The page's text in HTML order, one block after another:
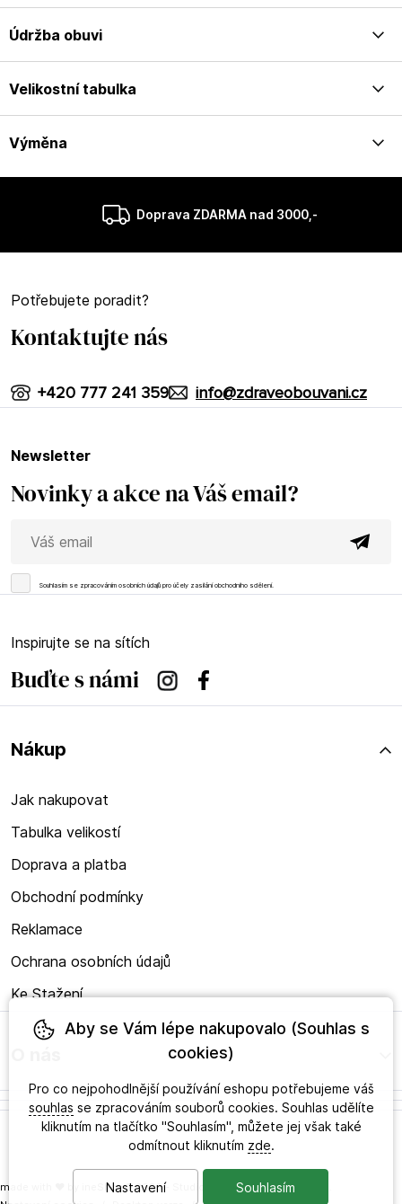
Údržba obuvi
Velikostní tabulka
Výměna
Doprava ZDARMA nad 3000,-
Potřebujete poradit?
Kontaktujte nás
info@zdraveobouvani.cz
+420 777 241 359
newsletter
Novinky a akce na Váš email?
Souhlasím se zpracováním osobních údajů pro účely zasílání obchodního sdělení.
Inspirujte se na sítích
Buďte s námi InstagramFacebook
Nákup
Jak nakupovat
Tabulka velikostí
Doprava a platba
Obchodní podmínky
Reklamace
Ochrana osobních údajů
Ke Stažení
made with ineShop© 2026 - Studio zdravého obouvání s.r.o.
Aby se Vám lépe nakupovalo (Souhlas s
cookies)
Pro co nejpohodlnější používání eshopu potřebujeme váš
souhlas se zpracováním souborů cookies. Souhlas udělíte
kliknutím na tlačítko "Souhlasím", můžete jej však také
odmítnout kliknutím zde.
Nastavení Souhlasím